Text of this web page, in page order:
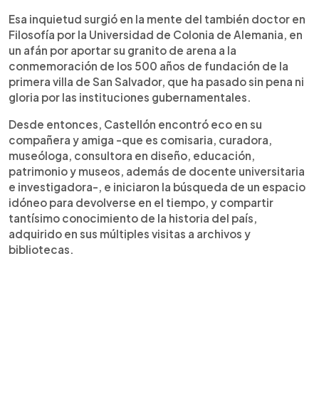
Esa inquietud surgió en la mente del también doctor en
Filosofía por la Universidad de Colonia de Alemania, en
un afán por aportar su granito de arena a la
conmemoración de los 500 años de fundación de la
primera villa de San Salvador, que ha pasado sin pena ni
gloria por las instituciones gubernamentales.
Desde entonces, Castellón encontró eco en su
compañera y amiga -que es comisaria, curadora,
museóloga, consultora en diseño, educación,
patrimonio y museos, además de docente universitaria
e investigadora-, e iniciaron la búsqueda de un espacio
idóneo para devolverse en el tiempo, y compartir
tantísimo conocimiento de la historia del país,
adquirido en sus múltiples visitas a archivos y
bibliotecas.